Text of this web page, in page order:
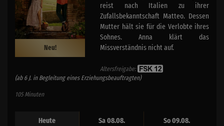
Neu!
reist nach Italien zu ihrer
Zufallsbekanntschaft Matteo. Dessen
Mutter hält sie für die Verlobte ihres
Sohnes. Anna klärt das
Missverständnis nicht auf.
Altersfreigabe:
(ab 6 J. in Begleitung eines Erziehungsbeauftragten)
105 Minuten
Heute Sa 08.08. So 09.08.